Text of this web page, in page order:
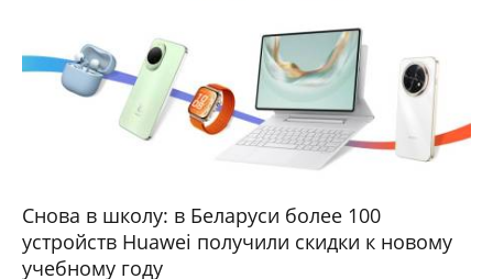
Снова в школу: в Беларуси более 100
устройств Huawei получили скидки к новому
учебному году